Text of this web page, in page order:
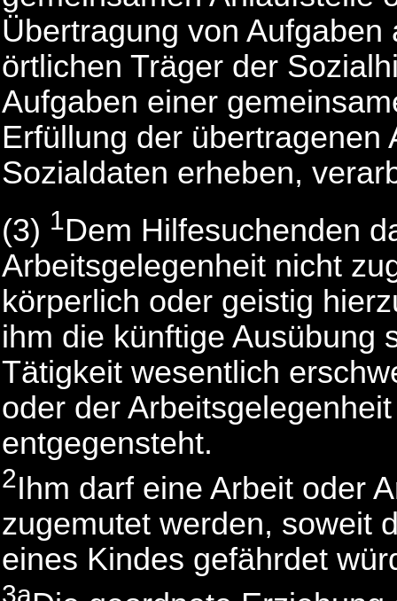
Übertragung von
örtlichen Träger der
Aufgaben einer
Erfüllung der übertragenen
Sozialdaten erheben,
(3) 1Dem Hilfesuchenden
Arbeitsgelegenheit nicht
körperlich oder geistig
ihm die künftige Ausübung
Tätigkeit wesentlich
oder der
entgegensteht.
2Ihm darf eine Arbeit oder
zugemutet werden, soweit
eines Kindes gefährdet
3a